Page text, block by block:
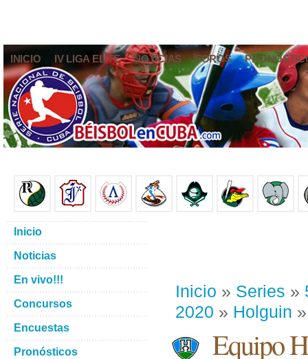
INICIO IV LIGA ELITE NOTICIAS FOROS
Inicio » Series »
2020 » Holguin
Equipo
Inicio
Noticias
En vivo!!!
Concursos
Encuestas
Pronósticos